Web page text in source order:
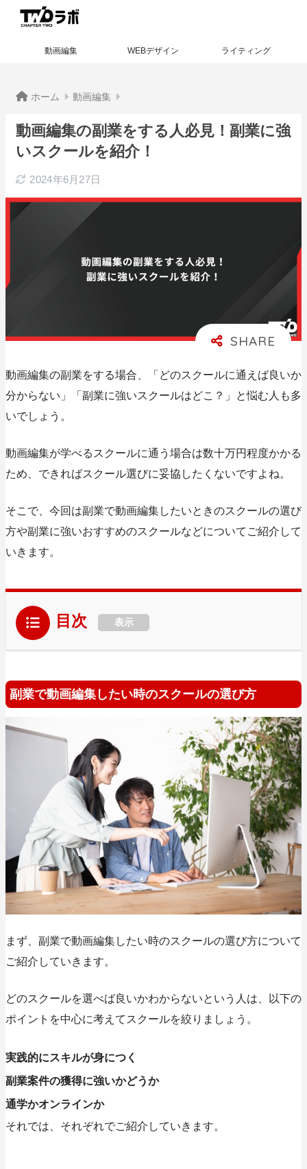
動画編集 WEBデザイン ライティング
ホーム 動画編集
動画編集の副業をする人必見！副業に強
いスクールを紹介！
2024年6月27日
動画編集の副業をする場合、「どのスクールに通えば良いか
分からない」「副業に強いスクールはどこ？」と悩む人も多
いでしょう。
動画編集が学べるスクールに通う場合は数十万円程度かかる
ため、できればスクール選びに妥協したくないですよね。
そこで、今回は副業で動画編集したいときのスクールの選び
方や副業に強いおすすめのスクールなどについてご紹介して
いきます。
目次 表示
副業で動画編集したい時のスクールの選び方
まず、副業で動画編集したい時のスクールの選び方について
ご紹介していきます。
どのスクールを選べば良いかわからないという人は、以下の
ポイントを中心に考えてスクールを絞りましょう。
実践的にスキルが身につく
副業案件の獲得に強いかどうか
通学かオンラインか
それでは、それぞれでご紹介していきます。